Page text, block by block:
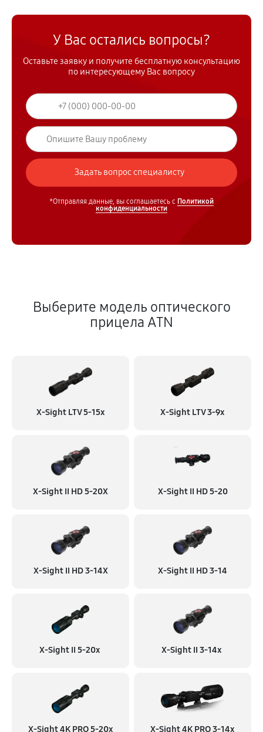
У Вас остались вопросы?
Оставьте заявку и получите бесплатную консультацию
по интересующему Вас вопросу
*Отправляя данные, вы соглашаетесь с Политикой
конфиденциальности
Выберите модель оптического
прицела ATN
X-Sight LTV 5-15x X-Sight LTV 3-9x
X-Sight II HD 5-20X X-Sight II HD 5-20
X-Sight II HD 3-14X X-Sight II HD 3-14
X-Sight II 5-20x X-Sight II 3-14x
X-Sight 4K PRO 5-20x X-Sight 4K PRO 3-14x